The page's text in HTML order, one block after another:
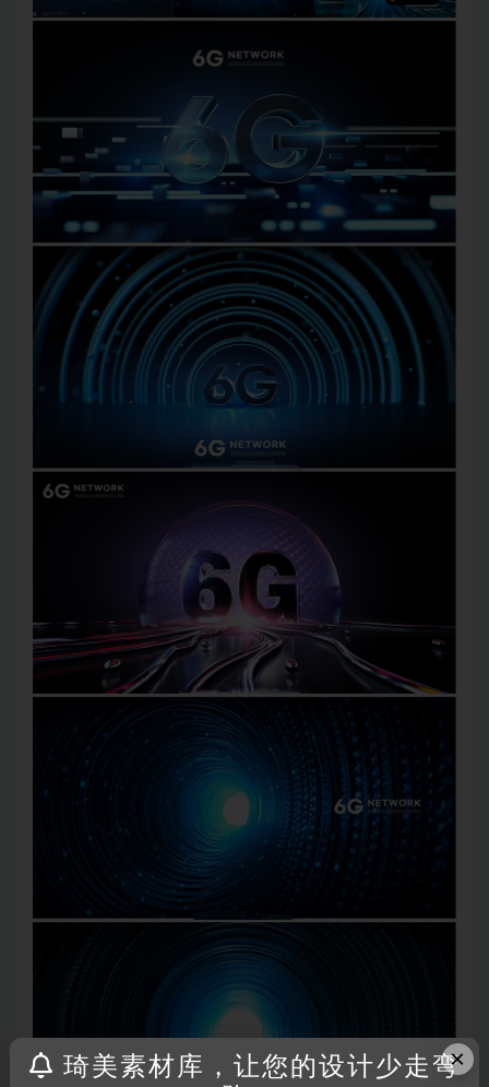
×
琦美素材库，让您的设计少走弯